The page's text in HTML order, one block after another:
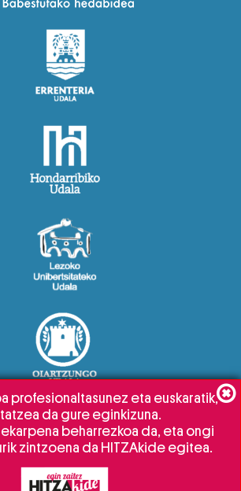
profesionaltasunez eta euskaratik,
da gure eginkizuna.
beharrezkoa da, eta ongi
zintzoena da HITZAkide egitea.